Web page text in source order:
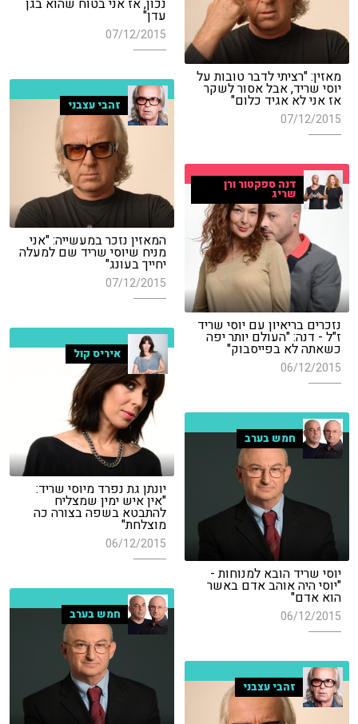
עדן"
07/12/2015
מאזין: "רציתי לדבר טובות על
יוסי שריד, אבל אסור לשקר
אז אני לא אגיד כלום"
07/12/2015
זהבי עצבני
המאזין נזכר במעשייה: "אני
מניח שיוסי שריד שם למעלה
יחייך בעונג"
07/12/2015
דנה ספקטור ורן
שריג
נזכרים בריאיון עם יוסי שריד
ז"ל - דנה: "העולם יותר יפה
כשאתה לא בפייסבוק"
06/12/2015
איריס קול
יונתן גת נפרד מיוסי שריד:
"אין איש ימין שמצליח
להתבטא בשפה בצורה כה
מוצלחת"
06/12/2015
חמש בערב
יוסי שריד הובא למנוחות -
"יוסי היה אוהב אדם באשר
הוא אדם"
06/12/2015 חמש בערב
זהבי עצבני